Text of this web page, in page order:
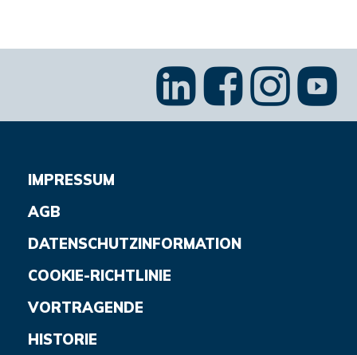
IMPRESSUM
AGB
DATENSCHUTZINFORMATION
COOKIE-RICHTLINIE
VORTRAGENDE
HISTORIE